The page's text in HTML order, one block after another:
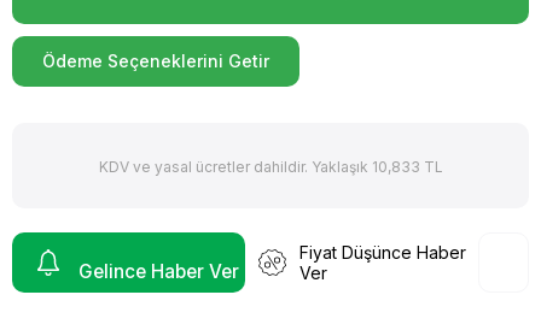
Ödeme Seçeneklerini Getir
KDV ve yasal ücretler dahildir. Yaklaşık 10,833 TL
Fiyat Düşünce Haber
Ver
Gelince Haber Ver